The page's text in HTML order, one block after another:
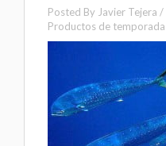
Posted By Javier Tejera /
Productos de temporada